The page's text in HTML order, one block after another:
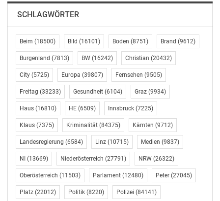
Muslimischen Pfadfinder*innen, die heimische
Wirtschaft, Vertreter*innen der Bundes-, Landes- und
Vereine, NGOs und zahlreiche privat engagierte
Personen.
Bundesministerin Leonore Gewessler zeigt sich von
den
nachhaltigen Initiativen beeindruckt
„Es ist schön zu sehen, dass so viele Initiativen,
Unternehmen und Personen, Gemeinden und Vereine,
und was mich besonders freut, so viele Schulen und
Kindergärten ihren Beitrag zu dieser Zukunft leisten
möchten und ihre Ideen und Projekte eingereicht
haben. Die Brennnessel-Gala, das Engagement so vieler
Menschen aus so vielen Regionen, aus so
SCHLAGWÖRTER
Beim (18500) Bild (16101) Boden (8751) Brand (9612)
Burgenland (7813) BW (16242) Christian (20432)
City (5725) Europa (39807) Fernsehen (9505)
Freitag (33233) Gesundheit (6104) Graz (9934)
Haus (16810) HE (6509) Innsbruck (7225)
Klaus (7375) Kriminalität (84375) Kärnten (9712)
Landesregierung (6584) Linz (10715) Medien (9837)
NI (13669) Niederösterreich (27791) NRW (26322)
Oberösterreich (11503) Parlament (12480) Peter (27045)
Platz (22012) Politik (8220) Polizei (84141)